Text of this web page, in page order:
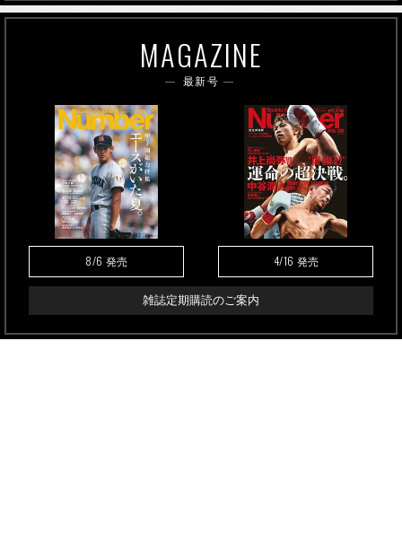
MAGAZINE
最新号
8/6 発売 4/16 発売
雑誌定期購読のご案内